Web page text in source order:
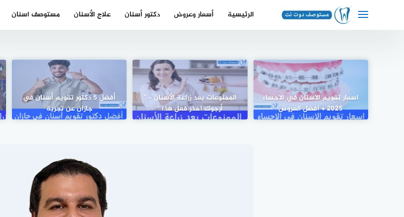
الرئيسية أسعار وعروض دكتور أسنان علاج الأسنان مستوصف اسنان
اسعار تقويم الاسنان في الاحساء
2025 + افضل العروض
الممنوعات بعد زراعة الأسنان – ”
أرجوك احذر فعل هذا “
أفضل 5 دكتور تقويم أسنان في
جازان عن تجربة